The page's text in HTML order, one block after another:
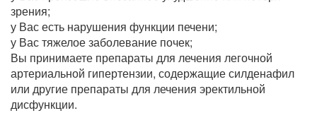
зрения;
у Вас есть нарушения функции печени;
у Вас тяжелое заболевание почек;
Вы принимаете препараты для лечения легочной
артериальной гипертензии, содержащие силденафил
или другие препараты для лечения эректильной
дисфункции.